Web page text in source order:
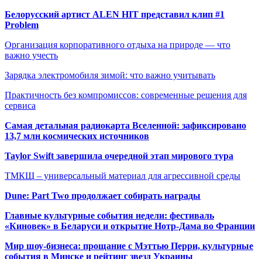
Белорусский артист ALEN HIT представил клип #1
Problem
Организация корпоративного отдыха на природе — что
важно учесть
Зарядка электромобиля зимой: что важно учитывать
Практичность без компромиссов: современные решения для
сервиса
Самая детальная радиокарта Вселенной: зафиксировано
13,7 млн космических источников
Taylor Swift завершила очередной этап мирового тура
ТМКЩ – универсальный материал для агрессивной среды
Dune: Part Two продолжает собирать награды
Главные культурные события недели: фестиваль
«Киновек» в Беларуси и открытие Нотр-Дама во Франции
Мир шоу-бизнеса: прощание с Мэттью Перри, культурные
события в Минске и рейтинг звезд Украины